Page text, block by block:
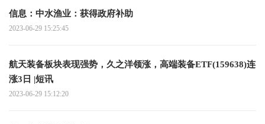
信息：中水渔业：获得政府补助
2023-06-29 15:25:45
航天装备板块表现强势，久之洋领涨，高端装备ETF(159638)连
涨3日 |短讯
2023-06-29 15:12:20